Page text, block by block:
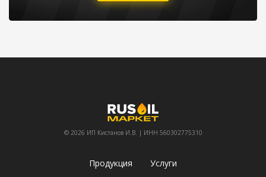
© 2026 ИП Кистанов И.В. | ИНН 560302775310
Продукция
Услуги